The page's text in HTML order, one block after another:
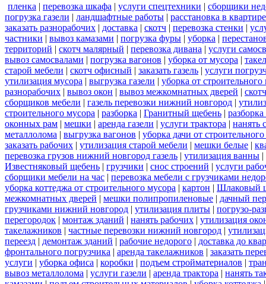
пленка | перевозка шкафа | услуги спецтехники | сборщики
погрузка газели | ландшафтные работы | расстановка в квартире
заказать разнорабочих | доставка | скотч | перевозка стенки |
частники | вывоз камазами | погрузка фуры | уборка |
территорий | скотч малярный | перевозка дивана | услуги
вывоз самосвалами | погрузка вагонов | уборка от мусора |
старой мебели | скотч офисный | заказать газель | услуги
утилизация мусора | выгрузка газели | уборка от строительного
разнорабочих | вывоз окон | вывоз межкомнатных дверей |
сборщиков мебели | газель перевозки нижний новгород |
строительного мусора | разборка | Гранитный щебень |
оконных рам | мешки | аренда газели | услуги трактора | нанять
металлолома | выгрузка вагонов | уборка дачи от
заказать рабочих | утилизация старой мебели | мешки белые |
перевозка грузов нижний новгород газель | утилизация ванны |
Известняковый щебень | грузчики | снос строений | услуги
сборщики мебели на час | перевозка мебели с грузчиками
уборка коттеджа от строительного мусора | картон | Шлаковый
межкомнатных дверей | мешки полипропиленовые | дачный
грузчиками нижний новгород | утилизация плиты | погрузо-
перегородок | монтаж зданий | нанять рабочих | утилизация
такелажников | частные перевозки нижний новгород |
переезд | демонтаж зданий | рабочие недорого | доставка до
фронтального погрузчика | аренда такелажников | заказать
услуги | уборка офиса | коробки | подъем стройматериалов |
вывоз металлолома | услуги газели | аренда трактора | нанять